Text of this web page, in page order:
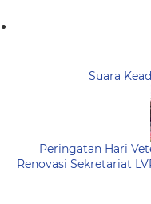
Suara
Peringatan Hari
Renovasi Sekretariat